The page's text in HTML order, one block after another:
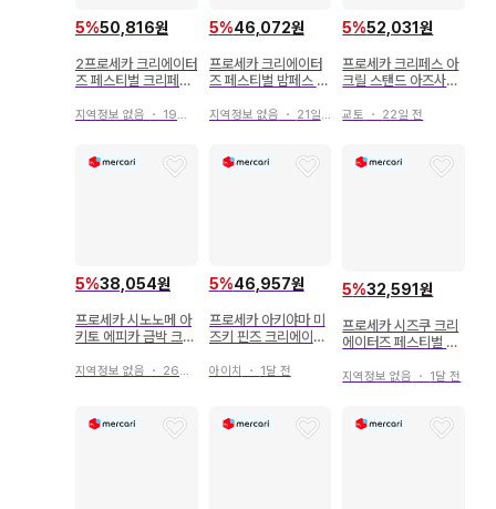
5%50,816원
2프로세카 크리에이터
즈 페스티벌 크리페스
카사
지역정보 없음 ・ 19일 전
5%46,072원
프로세카 크리에이터
즈 페스티벌 밤페스 아
지역정보 없음 ・ 21일 전
5%52,031원
프로세카 크리페스 아
크릴 스탠드 아즈사와
교토 ・ 22일 전
5%38,054원
프로세카 시노노메 아
키토 에피카 금박 크리
지역정보 없음 ・ 26일 전
5%46,957원
프로세카 아키야마 미
즈키 핀즈 크리에이터
리페스
아이치 ・ 1달 전
5%32,591원
프로세카 시즈쿠 크리
에이터즈 페스티벌 20
스탠드
지역정보 없음 ・ 1달 전